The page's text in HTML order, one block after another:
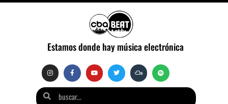
Estamos donde hay música electrónica